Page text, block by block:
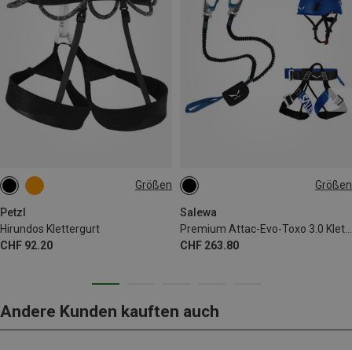
Größen
Petzl
Hirundos Klettergurt
CHF 92.20
XS | 65-71CM
M | 77-84CM
L | 84-92CM
Größen
Salewa
CHF 263.80
ONE SIZE
Andere Kunden kauften auch